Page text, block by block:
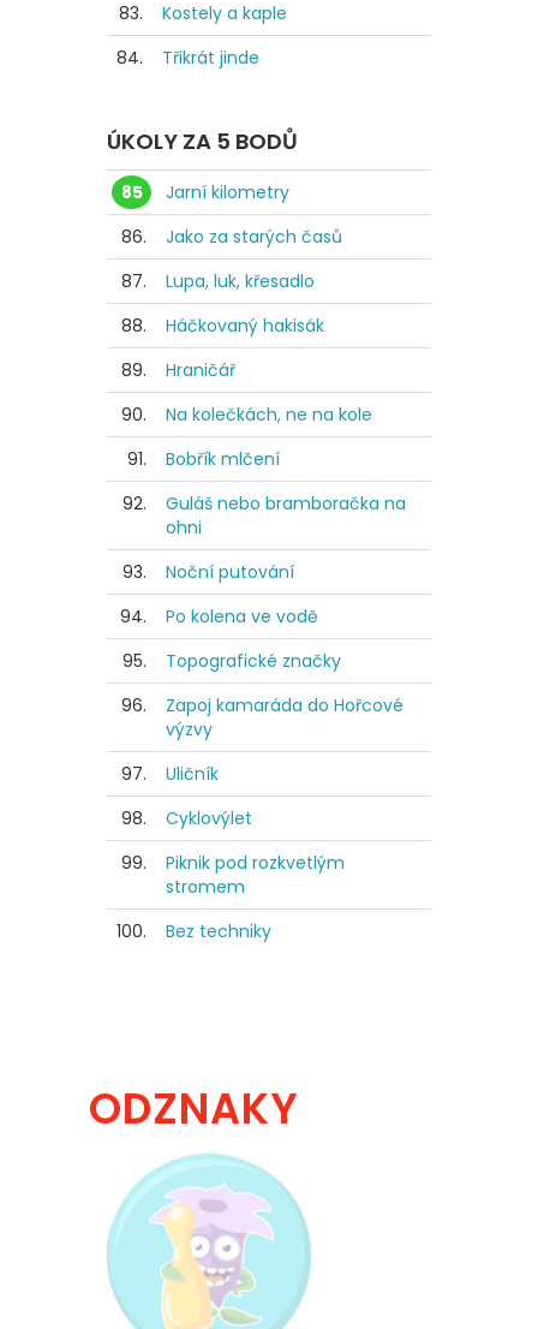
83.
Kostely a kaple
84.
Třikrát jinde
ÚKOLY ZA 5 BODŮ
85
Jarní kilometry
86.
Jako za starých časů
87.
Lupa, luk, křesadlo
88.
Háčkovaný hakisák
89.
Hraničář
90.
Na kolečkách, ne na kole
91.
Bobřík mlčení
92.
Guláš nebo bramboračka na
ohni
93.
Noční putování
94.
Po kolena ve vodě
95.
Topografické značky
96.
Zapoj kamaráda do Hořcové
výzvy
97.
Uličník
98.
Cyklovýlet
99.
Piknik pod rozkvetlým
stromem
100.
Bez techniky
ODZNAKY